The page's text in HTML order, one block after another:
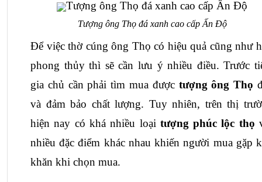
Tượng ông Thọ đá xanh cao cấp Ấn Độ
Để việc thờ cúng ông Thọ có hiệu quả cũng như
phong thủy thì sẽ cần lưu ý nhiều điều. Trước
gia chủ cần phải tìm mua được tượng ông Thọ
và đảm bảo chất lượng. Tuy nhiên, trên thị
hiện nay có khá nhiều loại tượng phúc lộc thọ
nhiều đặc điểm khác nhau khiến người mua gặp
khăn khi chọn mua.